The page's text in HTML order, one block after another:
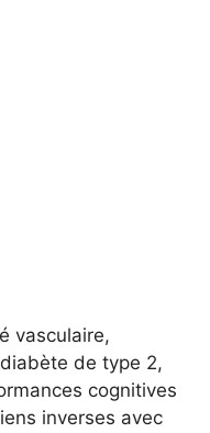
vasculaire,
de type 2,
cognitives
inverses avec